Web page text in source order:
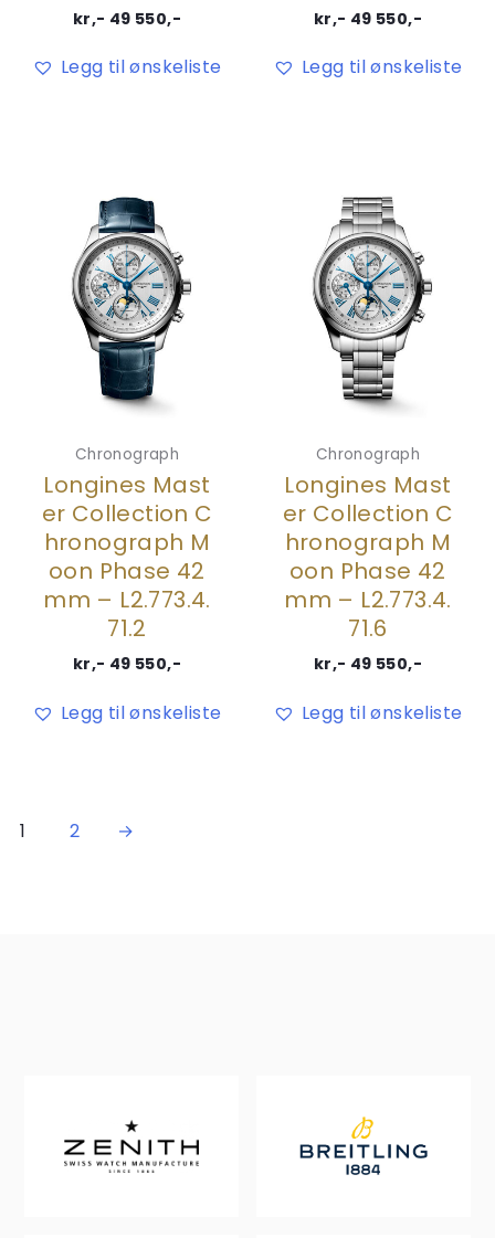
kr,- 49 550,-
Legg til ønskeliste
kr,- 49 550,-
Legg til ønskeliste
Chronograph
Longines Mast
er Collection C
hronograph M
oon Phase 42
mm – L2.773.4.
71.2
kr,- 49 550,-
Legg til ønskeliste
Chronograph
Longines Mast
er Collection C
hronograph M
oon Phase 42
mm – L2.773.4.
71.6
kr,- 49 550,-
Legg til ønskeliste
1 2 →